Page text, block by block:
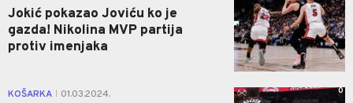
Jokić pokazao Joviću ko je
gazda! Nikolina MVP partija
protiv imenjaka
KOŠARKA 01.03.2024. 0